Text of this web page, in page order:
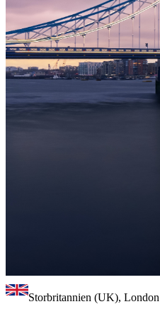
Storbritannien (UK), London